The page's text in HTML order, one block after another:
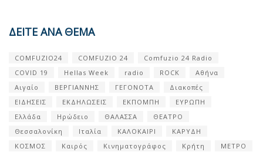
ΔΕΙΤΕ ΑΝΑ ΘΕΜΑ
COMFUZIO24 COMFUZIO 24
Comfuzio 24 Radio
COVID 19
Hellas Week radio ROCK
Αθήνα
Αιγαίο
ΒΕΡΓΙΑΝΝΗΣ ΓΕΓΟΝΟΤΑ
Διακοπές
ΕΙΔΗΣΕΙΣ
ΕΚΔΗΛΩΣΕΙΣ ΕΚΠΟΜΠΗ
ΕΥΡΩΠΗ
Ελλάδα
Ηρώδειο ΘΑΛΑΣΣΑ
ΘΕΑΤΡΟ
Θεσσαλονίκη
Ιταλία ΚΑΛΟΚΑΙΡΙ
ΚΑΡΥΔΗ
ΚΟΣΜΟΣ
Καιρός Κινηματογράφος Κρήτη ΜΕΤΡΟ